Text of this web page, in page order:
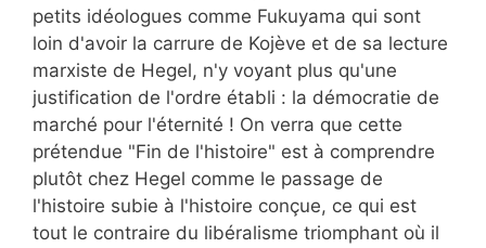
petits idéologues comme Fukuyama qui sont
loin d'avoir la carrure de Kojève et de sa lecture
marxiste de Hegel, n'y voyant plus qu'une
justification de l'ordre établi : la démocratie de
marché pour l'éternité ! On verra que cette
prétendue "Fin de l'histoire" est à comprendre
plutôt chez Hegel comme le passage de
l'histoire subie à l'histoire conçue, ce qui est
tout le contraire du libéralisme triomphant où il